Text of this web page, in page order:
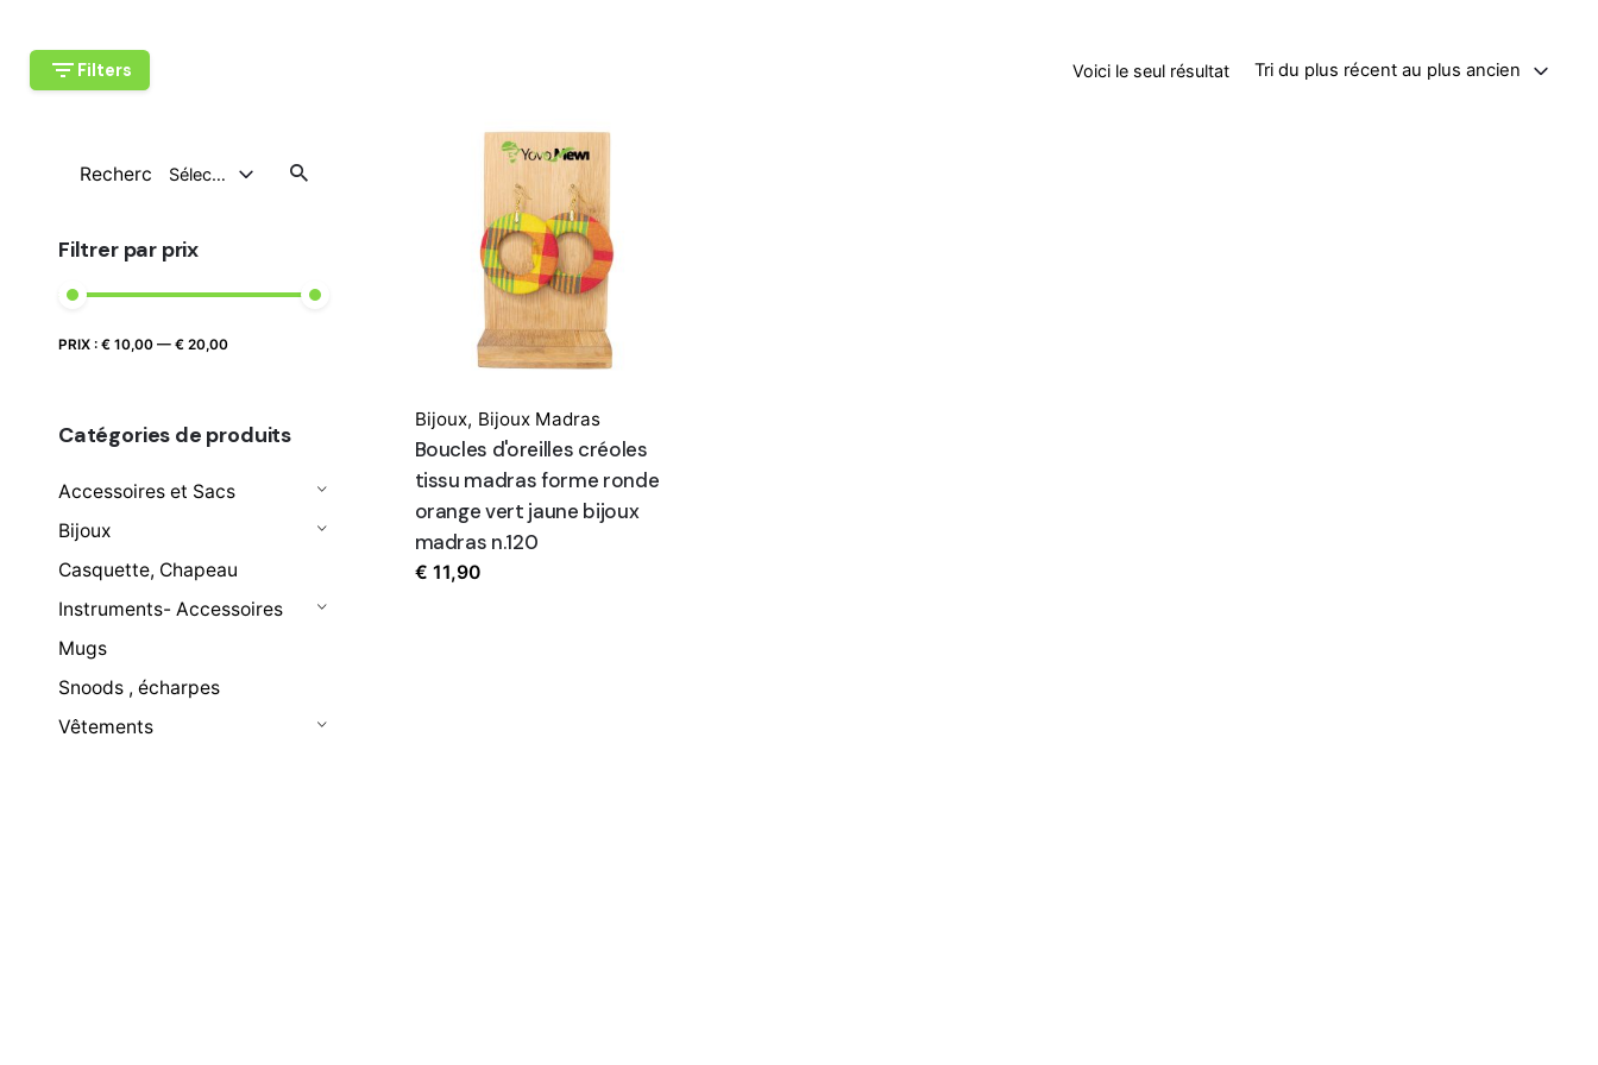
Filters Voici le seul résultat Tri du plus récent au plus ancien
Recherche
Sélectionnez Une Catégorie
Filtrer par prix
Prix
Prix
PRIX : € 10,00 — € 20,00
Catégories de produits
Accessoires et Sacs
Bijoux
Casquette, Chapeau
Instruments- Accessoires
Mugs
Snoods , écharpes
Vêtements
Bijoux, Bijoux Madras
Boucles d'oreilles créoles
tissu madras forme ronde
orange vert jaune bijoux
madras n.120
€ 11,90